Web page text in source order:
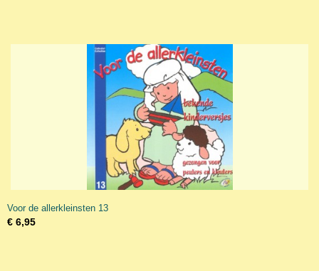
Voor de allerkleinsten 13
€ 6,95